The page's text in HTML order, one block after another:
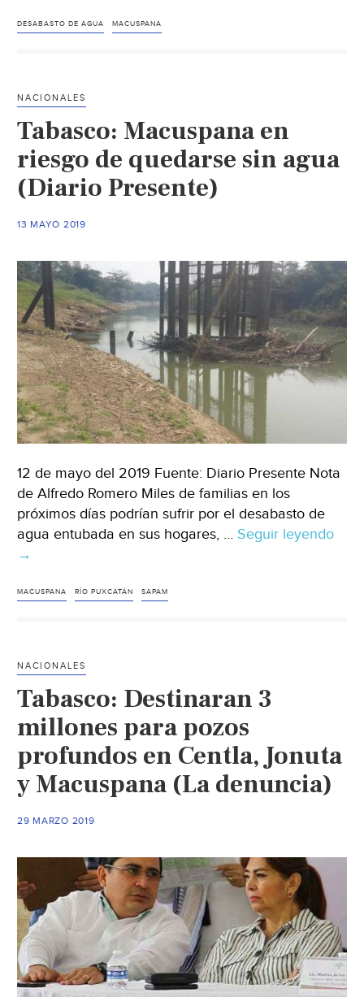
Macuspana
agua
(El
Heraldo
de
Tabasco)
DESABASTO DE AGUA MACUSPANA
NACIONALES
Tabasco: Macuspana en
riesgo de quedarse sin agua
(Diario Presente)
13 MAYO 2019
12 de mayo del 2019 Fuente: Diario Presente Nota
de Alfredo Romero Miles de familias en los
próximos días podrían sufrir por el desabasto de
agua entubada en sus hogares, … Seguir leyendo
→
MACUSPANA RÍO PUXCATÁN SAPAM
NACIONALES
Tabasco: Destinaran 3
millones para pozos
profundos en Centla, Jonuta
y Macuspana (La denuncia)
29 MARZO 2019